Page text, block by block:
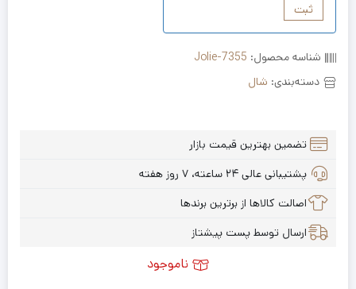
ثبت
شناسه محصول: Jolie-7355
دسته‌بندی: شال
تضمین بهترین قیمت بازار
پشتیبانی عالی ۲۴ ساعته، ۷ روز هفته
اصالت کالاها از برترین برندها
ارسال توسط پست پیشتاز
ناموجود